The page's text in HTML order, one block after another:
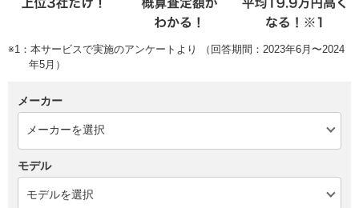
※1：本サービスで実施のアンケートより （回答期間：2023年6月〜2024
年5月）
メーカー
モデル